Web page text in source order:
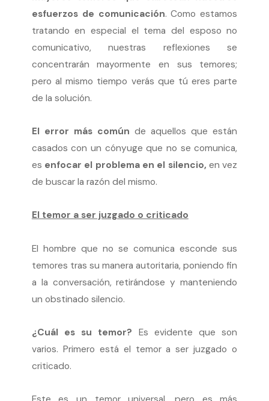
esfuerzos de comunicación. Como estamos
tratando en especial el tema del esposo no
comunicativo, nuestras reflexiones se
concentrarán mayormente en sus temores;
pero al mismo tiempo verás que tú eres parte
de la solución.
El error más común de aquellos que están
casados con un cónyuge que no se comunica,
es enfocar el problema en el silencio, en vez
de buscar la razón del mismo.
El temor a ser juzgado o criticado
El hombre que no se comunica esconde sus
temores tras su manera autoritaria, poniendo fin
a la conversación, retirándose y manteniendo
un obstinado silencio.
¿Cuál es su temor? Es evidente que son
varios. Primero está el temor a ser juzgado o
criticado.